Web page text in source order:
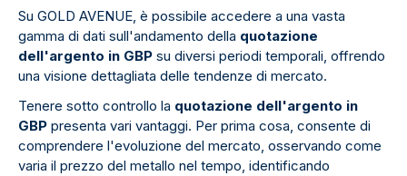
Su GOLD AVENUE, è possibile accedere a una vasta
gamma di dati sull'andamento della quotazione
dell'argento in GBP su diversi periodi temporali, offrendo
una visione dettagliata delle tendenze di mercato.
Tenere sotto controllo la quotazione dell'argento in
GBP presenta vari vantaggi. Per prima cosa, consente di
comprendere l'evoluzione del mercato, osservando come
varia il prezzo del metallo nel tempo, identificando